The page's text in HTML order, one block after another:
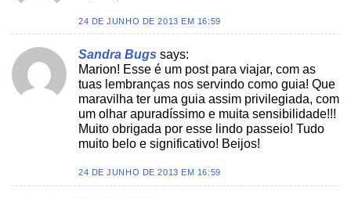
24 DE JUNHO DE 2013 EM 16:59
Sandra Bugs says:
Marion! Esse é um post para viajar, com as
tuas lembranças nos servindo como guia! Que
maravilha ter uma guia assim privilegiada, com
um olhar apuradíssimo e muita sensibilidade!!!
Muito obrigada por esse lindo passeio! Tudo
muito belo e significativo! Beijos!
24 DE JUNHO DE 2013 EM 16:59